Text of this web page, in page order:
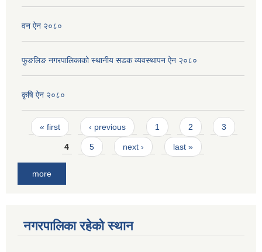
वन ऐन २०८०
फुङलिङ नगरपालिकाको स्थानीय सडक व्यवस्थापन ऐन २०८०
कृषि ऐन २०८०
Pages
« first ‹ previous 1 2 3
4 5 next › last »
more
नगरपालिका रहेको स्थान